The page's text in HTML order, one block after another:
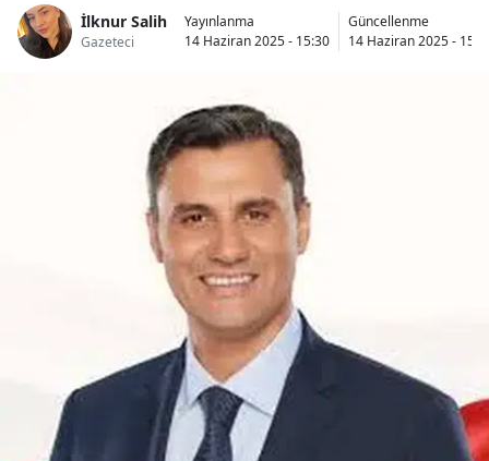
İlknur Salih
Gazeteci
Yayınlanma
14 Haziran 2025 - 15:30
Güncellenme
14 Haziran 2025 -